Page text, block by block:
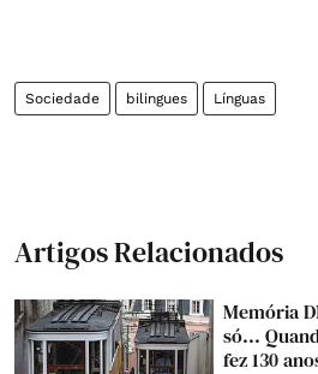
Sociedade bilingues Línguas
Artigos Relacionados
Memória
só...
fez 130